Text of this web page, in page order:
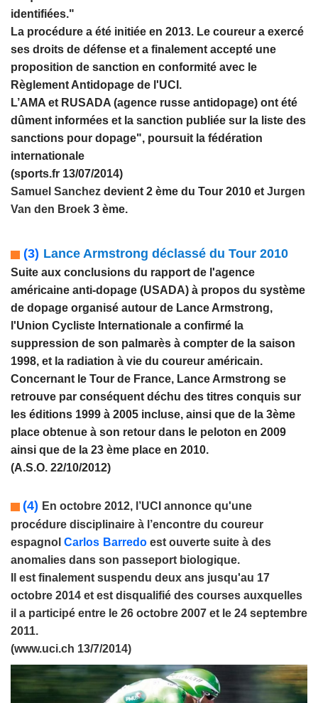
identifiées."
La procédure a été initiée en 2013. Le coureur a exercé
ses droits de défense et a finalement accepté une
proposition de sanction en conformité avec le
Règlement Antidopage de l'UCI.
L’AMA et RUSADA (agence russe antidopage) ont été
dûment informées et la sanction publiée sur la liste des
sanctions pour dopage", poursuit la fédération
internationale
(sports.fr 13/07/2014)
Samuel Sanchez devient 2 ème du Tour 2010 et Jurgen
Van den Broek 3 ème.
(3) Lance Armstrong déclassé du Tour 2010
Suite aux conclusions du rapport de l'agence
américaine anti-dopage (USADA) à propos du système
de dopage organisé autour de Lance Armstrong,
l'Union Cycliste Internationale a confirmé la
suppression de son palmarès à compter de la saison
1998, et la radiation à vie du coureur américain.
Concernant le Tour de France, Lance Armstrong se
retrouve par conséquent déchu des titres conquis sur
les éditions 1999 à 2005 incluse, ainsi que de la 3ème
place obtenue à son retour dans le peloton en 2009
ainsi que de la 23 ème place en 2010.
(A.S.O. 22/10/2012)
(4) En octobre 2012, l’UCI annonce qu'une
procédure disciplinaire à l’encontre du coureur
espagnol Carlos Barredo est ouverte suite à des
anomalies dans son passeport biologique.
Il est finalement suspendu deux ans jusqu'au 17
octobre 2014 et est disqualifié des courses auxquelles
il a participé entre le 26 octobre 2007 et le 24 septembre
2011.
(www.uci.ch 13/7/2014)